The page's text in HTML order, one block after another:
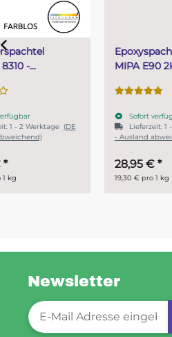
Epoxyspachtel Set 1,5 kg
MIPA E90 2K Spachtel
Lieferzeit:1 - 2 Werktage(DE
- Ausland abweichend)
Newsletter
Newsletter-Registrierung